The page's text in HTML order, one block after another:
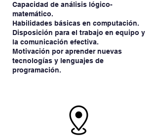
Capacidad de análisis lógico-
matemático.
Habilidades básicas en computación.
Disposición para el trabajo en equipo y
la comunicación efectiva.
Motivación por aprender nuevas
tecnologías y lenguajes de
programación.